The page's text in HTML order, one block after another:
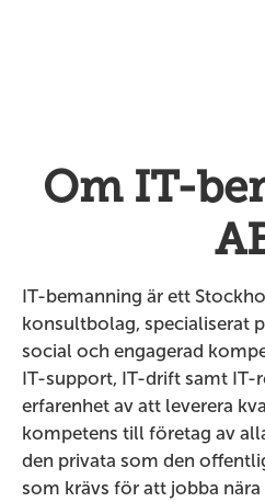
Om IT-
IT-bemanning är ett
konsultbolag, specialiserat
social och engagerad
IT-support, IT-drift samt IT-
erfarenhet av att leverera
kompetens till företag av
den privata som den
som krävs för att jobba